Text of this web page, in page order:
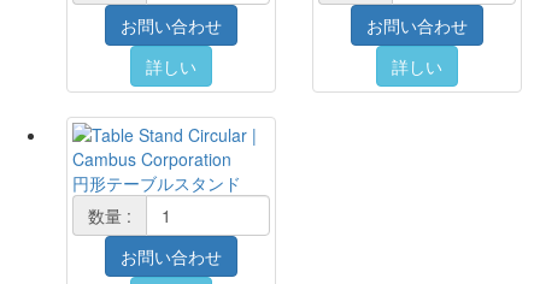
お問い合わせ
詳しい
お問い合わせ
詳しい
円形テーブルスタンド
数量 :
お問い合わせ